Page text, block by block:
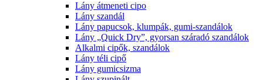
Lány átmeneti cipo
Lány szandál
Lány papucsok, klumpák, gumi-szandálok
Lány „Quick Dry”, gyorsan száradó szandálok
Alkalmi cipők, szandálok
Lány téli cipő
Lány gumicsizma